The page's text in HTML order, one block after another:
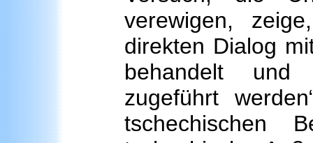
verewigen,
direkten Dialog
behandelt und
zugeführt
tschechischen